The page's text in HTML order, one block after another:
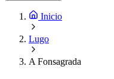
Inicio
Lugo
A Fonsagrada